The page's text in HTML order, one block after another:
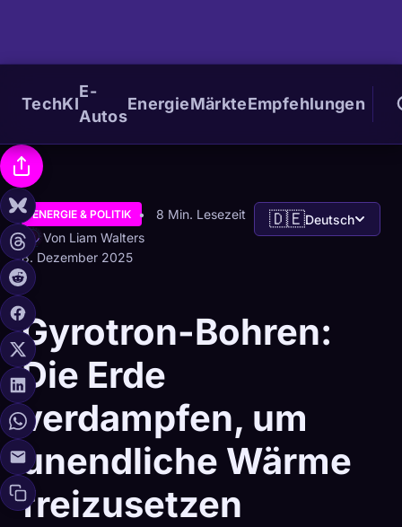
TechKI
E-
Autos
EnergieMärkteEmpfehlungen
ENERGIE & POLITIK
8 Min. Lesezeit
Von Liam Walters
8. Dezember 2025
🇩🇪Deutsch
Gyrotron-Bohren:
Die Erde
verdampfen, um
unendliche Wärme
freizusetzen